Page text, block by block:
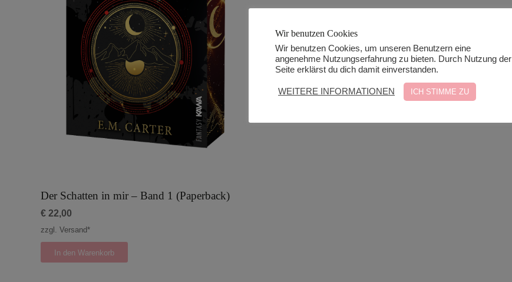
Der Schatten in mir – Band 1 (Paperback)
€ 22,00
zzgl. Versand*
In den Warenkorb
Wir benutzen Cookies
Wir benutzen Cookies, um unseren Benutzern eine
angenehme Nutzungserfahrung zu bieten. Durch Nutzung der
Seite erklärst du dich damit einverstanden.
WEITERE INFORMATIONEN ICH STIMME ZU